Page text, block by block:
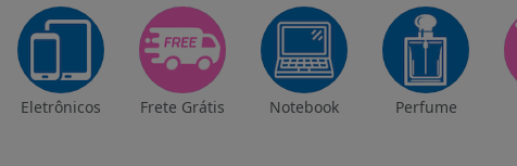
Eletrônicos Frete Grátis Notebook Perfume